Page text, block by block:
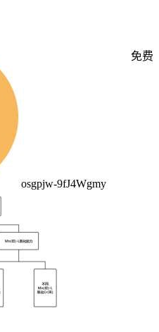
osgpjw-9fJ4Wgmy
免费